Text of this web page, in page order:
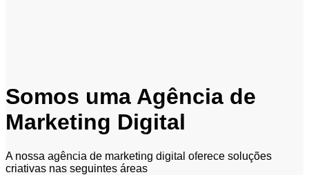
Pense fora
da caixa.
Somos uma Agência de
Marketing Digital
A nossa agência de marketing digital oferece soluções
criativas nas seguintes áreas